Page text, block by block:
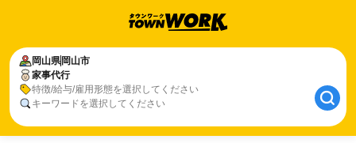
岡山県 岡山市
家事代行
特徴/給与/雇用形態を選択してください
キーワードを選択してください